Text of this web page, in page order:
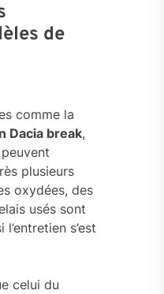
de
comme la
Dacia break,
plusieurs
oxydées, des
usés sont
s’est
celui du